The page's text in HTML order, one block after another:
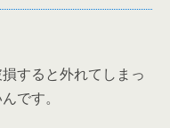
すると外れてしまっ
です。